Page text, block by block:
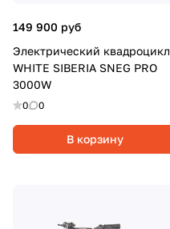
149 900 руб
Электрический квадроцикл
WHITE SIBERIA SNEG PRO
3000W
0 0
В корзину